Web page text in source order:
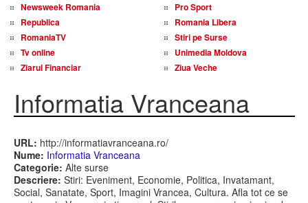
Newsweek Romania
Pro Sport
Republica
Romania Libera
RomaniaTV
Stiri pe Surse
Tv online
Unimedia Moldova
Ziarul Financiar
Ziua Veche
Informatia Vranceana
URL: http://informatiavranceana.ro/
Nume: Informatia Vranceana
Categorie: Alte surse
Descriere: Stiri: Eveniment, Economie, Politica, Invatamant,
Social, Sanatate, Sport, Imagini Vrancea, Cultura. Afla tot ce se